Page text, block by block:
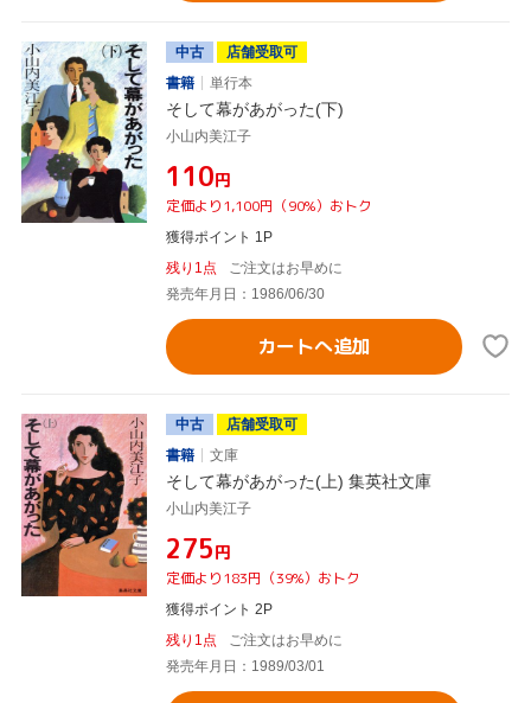
中古
店舗受取可
書籍
単行本
そして幕があがった(下)
小山内美江子
¥110円
定価より1,100円（90%）おトク
獲得ポイント 1P
残り1点
ご注文はお早めに
発売年月日：1986/06/30
カートへ追加
中古
店舗受取可
書籍
文庫
そして幕があがった(上) 集英社文庫
小山内美江子
¥275円
定価より183円（39%）おトク
獲得ポイント 2P
残り1点
ご注文はお早めに
発売年月日：1989/03/01